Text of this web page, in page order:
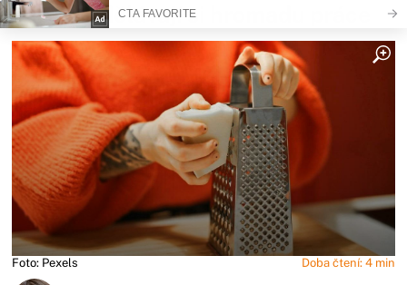
čas a přidělávají si hromadu práce
Foto: Pexels Doba čtení: 4 min